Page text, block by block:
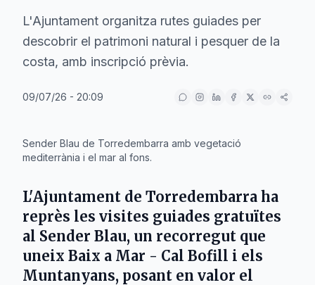
L'Ajuntament organitza rutes guiades per
descobrir el patrimoni natural i pesquer de la
costa, amb inscripció prèvia.
09/07/26 - 20:09
Sender Blau de Torredembarra amb vegetació
mediterrània i el mar al fons.
L'Ajuntament de Torredembarra ha
reprès les visites guiades gratuïtes
al Sender Blau, un recorregut que
uneix Baix a Mar - Cal Bofill i els
Muntanyans, posant en valor el